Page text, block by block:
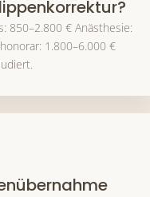
850–2.800 € Anästhesie:
1.800–6.000 €